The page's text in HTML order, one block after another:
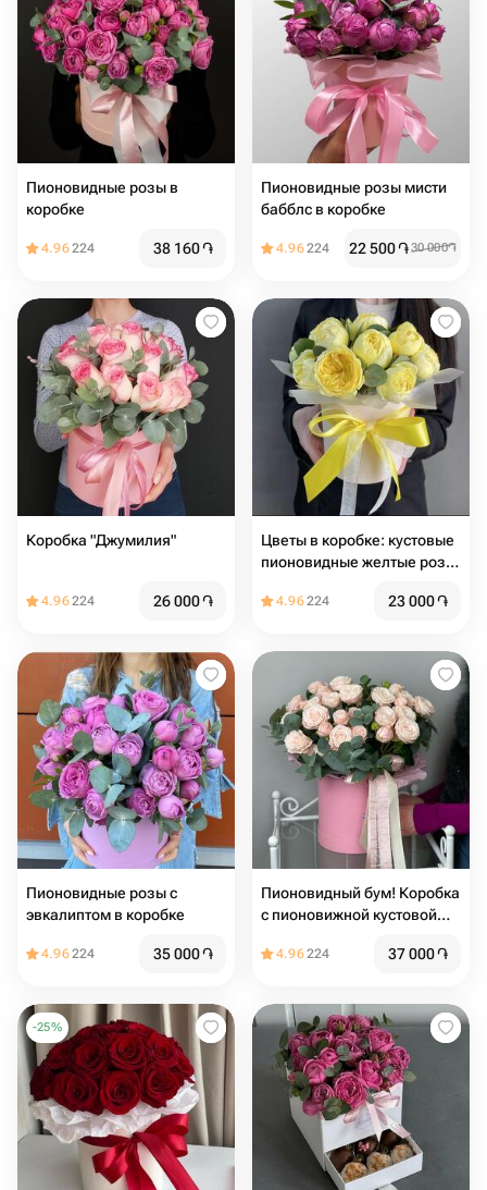
Пионовидные розы в
коробке
4.96224 38 160֏
Пионовидные розы мисти
бабблс в коробке
4.96224 22 500֏30 000֏
Коробка "Джумилия"
4.96224 26 000֏
Цветы в коробке: кустовые
пионовидные желтые розы
4.96224 23 000֏
Пионовидные розы с
эвкалиптом в коробке
4.96224 35 000֏
Пионовидный бум! Коробка
с пионовижной кустовой
4.96224 37 000֏
-25%